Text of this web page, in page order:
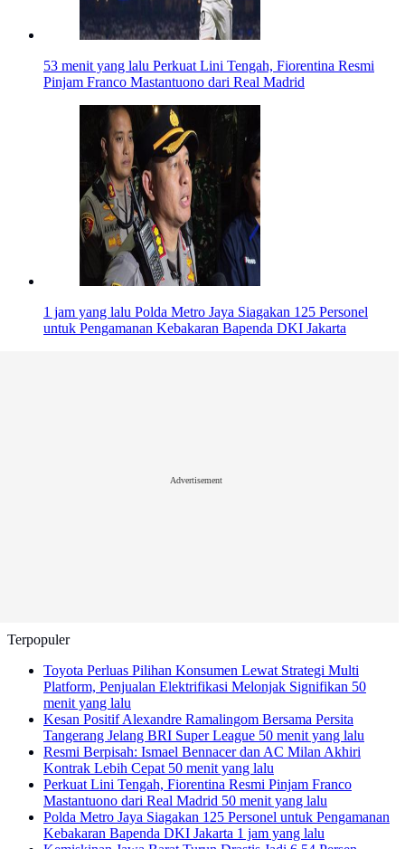
53 menit yang lalu Perkuat Lini Tengah, Fiorentina Resmi
Pinjam Franco Mastantuono dari Real Madrid
1 jam yang lalu Polda Metro Jaya Siagakan 125 Personel
untuk Pengamanan Kebakaran Bapenda DKI Jakarta
Advertisement
Terpopuler
Toyota Perluas Pilihan Konsumen Lewat Strategi Multi
Platform, Penjualan Elektrifikasi Melonjak Signifikan 50
menit yang lalu
Kesan Positif Alexandre Ramalingom Bersama Persita
Tangerang Jelang BRI Super League 50 menit yang lalu
Resmi Berpisah: Ismael Bennacer dan AC Milan Akhiri
Kontrak Lebih Cepat 50 menit yang lalu
Perkuat Lini Tengah, Fiorentina Resmi Pinjam Franco
Mastantuono dari Real Madrid 50 menit yang lalu
Polda Metro Jaya Siagakan 125 Personel untuk Pengamanan
Kebakaran Bapenda DKI Jakarta 1 jam yang lalu